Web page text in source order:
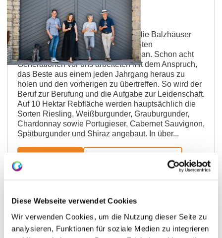
Diese Webseite verwendet Cookies
Wir verwenden Cookies, um die Nutzung dieser Seite zu
analysieren, Funktionen für soziale Medien zu integrieren
Weingut Balzhäuser
Seit über 280 Jahren baut die Familie Balzhäuser
ihre Reben in Alsheim, der drittgrößten
Weinbaugemeinde Rheinhessens, an. Schon acht
Generationen vor uns arbeiteten mit dem Anspruch,
das Beste aus einem jeden Jahrgang heraus zu
holen und den vorherigen zu übertreffen. So wird der
Beruf zur Berufung und die Aufgabe zur Leidenschaft.
Auf 10 Hektar Rebfläche werden hauptsächlich die
Sorten Riesling, Weißburgunder, Grauburgunder,
Chardonnay sowie Portugieser, Cabernet Sauvignon,
Spätburgunder und Shiraz angebaut. In über...
auf Karte anzeigen